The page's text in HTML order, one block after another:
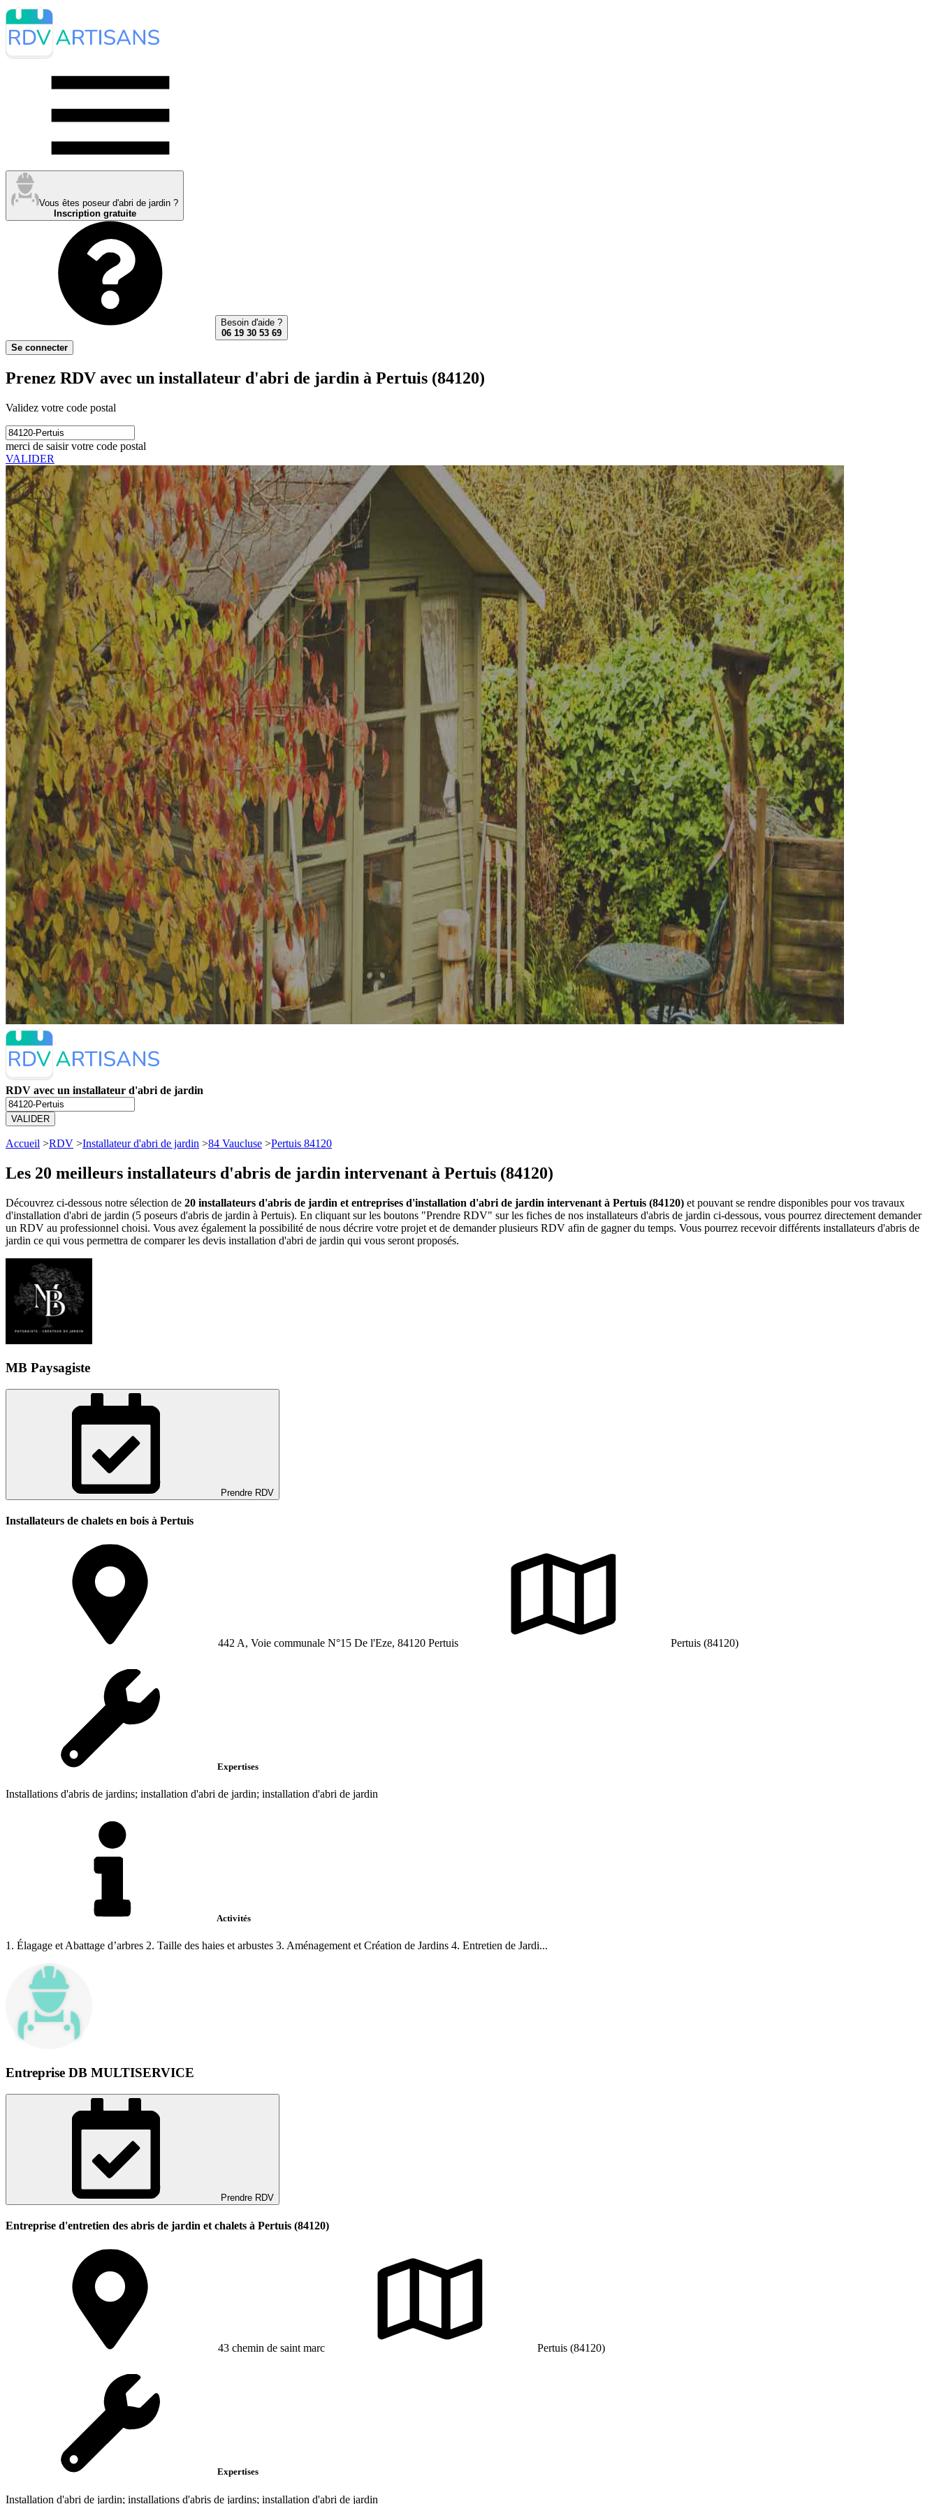
Vous êtes poseur d'abri de jardin ?
Inscription gratuite
Besoin d'aide ?
06 19 30 53 69
Se connecter
Prenez RDV avec un installateur d'abri de jardin à Pertuis (84120)
Validez votre code postal
merci de saisir votre code postal
VALIDER
RDV avec un installateur d'abri de jardin
VALIDER
Accueil >RDV >Installateur d'abri de jardin >84 Vaucluse >Pertuis 84120
Les 20 meilleurs installateurs d'abris de jardin intervenant à Pertuis (84120)
Découvrez ci-dessous notre sélection de 20 installateurs d'abris de jardin et entreprises d'installation d'abri de jardin intervenant à Pertuis (84120) et pouvant se rendre disponibles pour vos travaux
d'installation d'abri de jardin (5 poseurs d'abris de jardin à Pertuis). En cliquant sur les boutons "Prendre RDV" sur les fiches de nos installateurs d'abris de jardin ci-dessous, vous pourrez directement demander
un RDV au professionnel choisi. Vous avez également la possibilité de nous décrire votre projet et de demander plusieurs RDV afin de gagner du temps. Vous pourrez recevoir différents installateurs d'abris de
jardin ce qui vous permettra de comparer les devis installation d'abri de jardin qui vous seront proposés.
MB Paysagiste
Prendre RDV
Installateurs de chalets en bois à Pertuis
442 A, Voie communale N°15 De l'Eze, 84120 Pertuis Pertuis (84120)
Expertises
Installations d'abris de jardins; installation d'abri de jardin; installation d'abri de jardin
Activités
1. Élagage et Abattage d’arbres 2. Taille des haies et arbustes 3. Aménagement et Création de Jardins 4. Entretien de Jardi...
Entreprise DB MULTISERVICE
Prendre RDV
Entreprise d'entretien des abris de jardin et chalets à Pertuis (84120)
43 chemin de saint marc Pertuis (84120)
Expertises
Installation d'abri de jardin; installations d'abris de jardins; installation d'abri de jardin